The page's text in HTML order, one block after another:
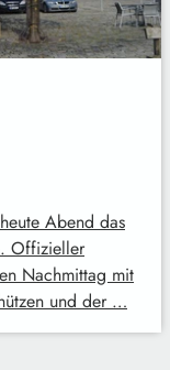
Abend das
Offizieller
Nachmittag mit
und der …